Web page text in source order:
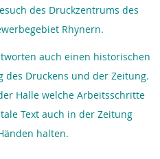
des Druckzentrums des
Rhynern.
auch einen historischen
des Druckens und der Zeitung.
Halle welche Arbeitsschritte
Text auch in der Zeitung
halten.